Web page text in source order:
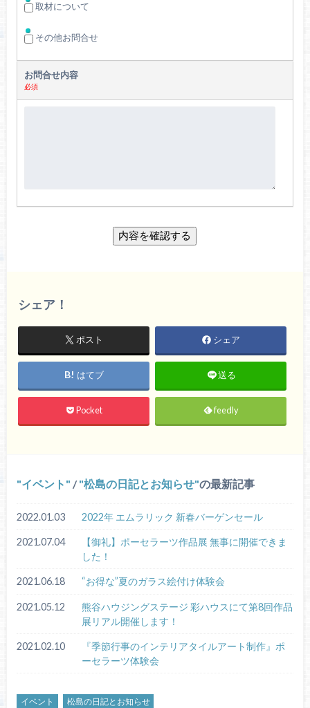
取材について
その他お問合せ
お問合せ内容
必須
シェア！
ポスト シェア
はてブ 送る
Pocket feedly
イベント / 松島の日記とお知らせ の最新記事
2022.01.03 2022年 エムラリック 新春バーゲンセール
2021.07.04
【御礼】ポーセラーツ作品展 無事に開催できま
した！
2021.06.18 “お得な”夏のガラス絵付け体験会
2021.05.12
熊谷ハウジングステージ 彩ハウスにて第8回作品
展リアル開催します！
2021.02.10
『季節行事のインテリアタイルアート制作』ポ
ーセラーツ体験会
イベント 松島の日記とお知らせ